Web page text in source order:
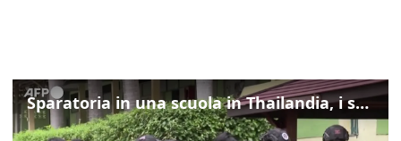
Sparatoria in una scuola in Thailandia, i soccorsi sul posto